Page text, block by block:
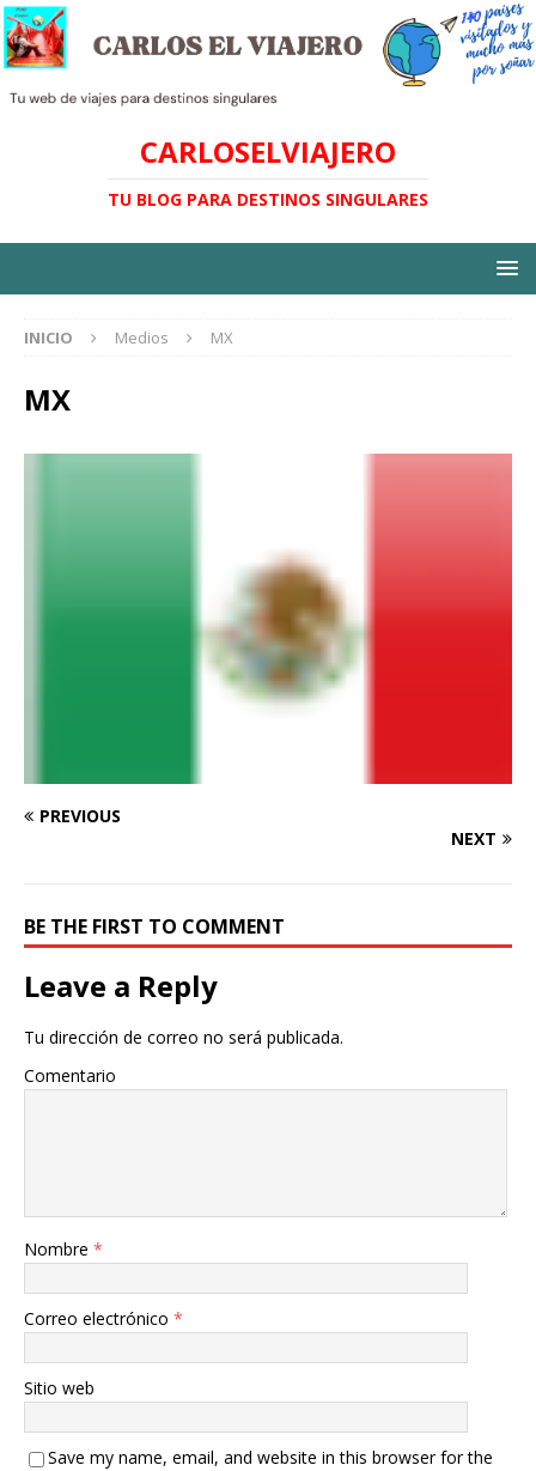
CARLOSELVIAJERO
TU BLOG PARA DESTINOS SINGULARES
INICIO Medios MX
MX
PREVIOUS
NEXT
BE THE FIRST TO COMMENT
Leave a Reply
Tu dirección de correo no será publicada.
Comentario
Nombre *
Correo electrónico *
Sitio web
Save my name, email, and website in this browser for the